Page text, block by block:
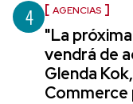
4 AGENCIAS
"La
vendrá de
Glenda
Commerce